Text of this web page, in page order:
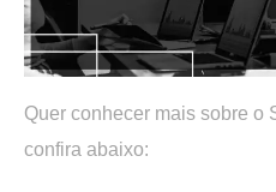
Quer conhecer mais sobre o
confira abaixo: